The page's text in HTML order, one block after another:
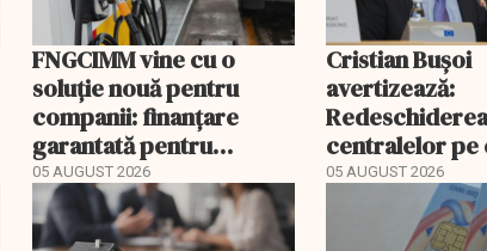
FNGCIMM vine cu o
soluție nouă pentru
companii: finanțare
garantată pentru
carburant și transport
05 AUGUST 2026
Cristian Bușoi
avertizează:
centralelor pe
poate costa
peste un
05 AUGUST 2026
EXCLUSIV